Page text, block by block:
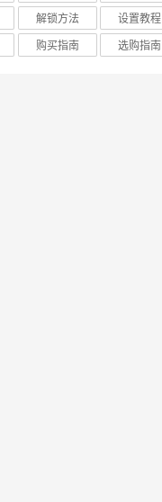
解锁方法
设置教程
购买指南 选购指南